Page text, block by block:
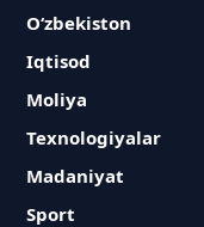
O‘zbekiston
Iqtisod
Moliya
Texnologiyalar
Madaniyat
Sport